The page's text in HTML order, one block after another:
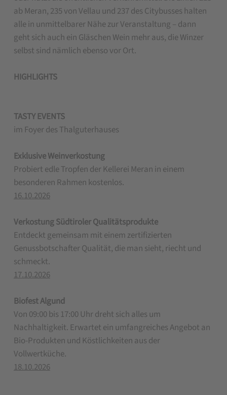
ab Meran, 235 von Vellau und 237 des Citybusses halten
alle in unmittelbarer Nähe zur Veranstaltung – dann
geht sich auch ein Gläschen Wein mehr aus, die Winzer
selbst sind nämlich ebenso vor Ort.
HIGHLIGHTS
TASTY EVENTS
im Foyer des Thalguterhauses
Exklusive Weinverkostung
Probiert edle Tropfen der Kellerei Meran in einem
besonderen Rahmen kostenlos.
16.10.2026
Verkostung Südtiroler Qualitätsprodukte
Entdeckt gemeinsam mit einem zertifizierten
Genussbotschafter Qualität, die man sieht, riecht und
schmeckt.
17.10.2026
Biofest Algund
Von 09:00 bis 17:00 Uhr dreht sich alles um
Nachhaltigkeit. Erwartet ein umfangreiches Angebot an
Bio-Produkten und Köstlichkeiten aus der
Vollwertküche.
18.10.2026